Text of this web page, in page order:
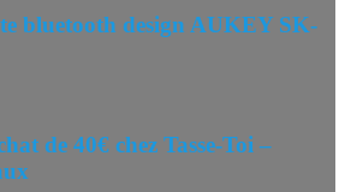
bluetooth design AUKEY SK-
de 40€ chez Tasse-Toi –